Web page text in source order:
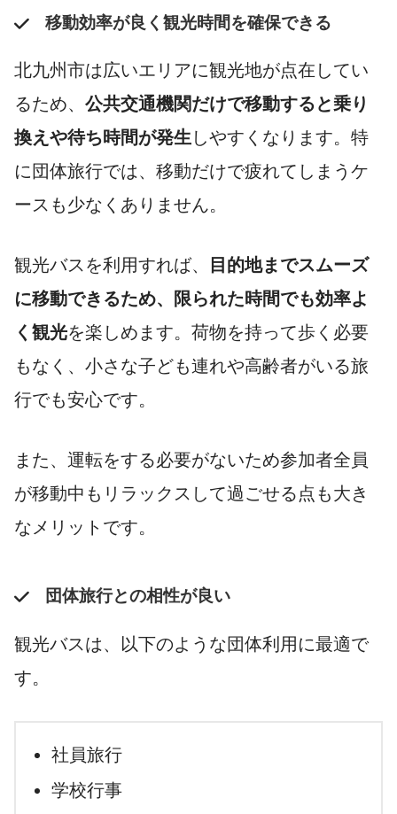
移動効率が良く観光時間を確保できる
北九州市は広いエリアに観光地が点在してい
るため、 公共交通機関だけで移動すると乗り
換えや待ち時間が発生 しやすくなります。特
に団体旅行では、移動だけで疲れてしまうケ
ースも少なくありません。
観光バスを利用すれば、
目的地までスムーズ
に移動できるため、限られた時間でも効率よ
く観光を楽しめます。荷物を持って歩く必要
もなく、小さな子ども連れや高齢者がいる旅
行でも安心です。
また、運転をする必要がないため参加者全員
が移動中もリラックスして過ごせる点も大き
なメリットです。
団体旅行との相性が良い
観光バスは、以下のような団体利用に最適で
す。
社員旅行
学校行事